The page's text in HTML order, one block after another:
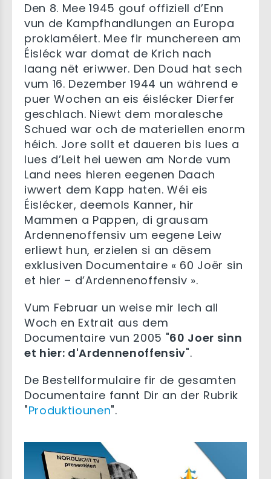
Den 8. Mee 1945 gouf offiziell d’Enn
vun de Kampfhandlungen an Europa
proklaméiert. Mee fir munchereen am
Éisléck war domat de Krich nach
laang nët eriwwer. Den Doud hat sech
vum 16. Dezember 1944 un während e
puer Wochen an eis éislécker Dierfer
geschlach. Niewt dem moralesche
Schued war och de materiellen enorm
héich. Jore sollt et daueren bis lues a
lues d’Leit hei uewen am Norde vum
Land nees hieren eegenen Daach
iwwert dem Kapp haten. Wéi eis
Éislécker, deemols Kanner, hir
Mammen a Pappen, di grausam
Ardennenoffensiv um eegene Leiw
erliewt hun, erzielen si an dësem
exklusiven Documentaire « 60 Joër sin
et hier – d’Ardennenoffensiv ».
Vum Februar un weise mir Iech all
Woch en Extrait aus dem
Documentaire vun 2005 "60 Joer sinn
et hier: d'Ardennenoffensiv".
De Bestellformulaire fir de gesamten
Documentaire fannt Dir an der Rubrik
"Produktiounen".